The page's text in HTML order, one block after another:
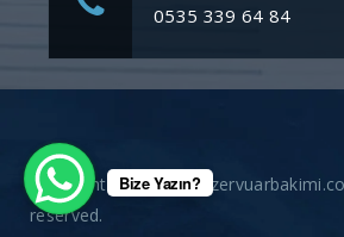
0535 339 64 84
Copyright ©
reserved.
Bize Yazın?